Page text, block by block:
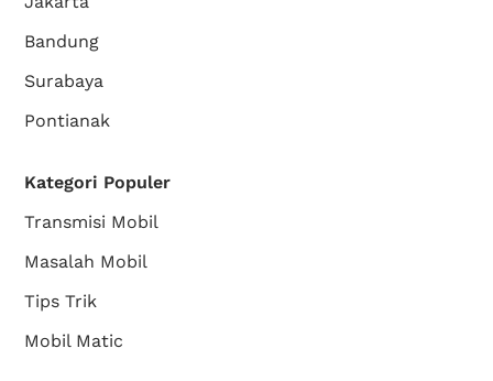
Bandung
Surabaya
Pontianak
Kategori Populer
Transmisi Mobil
Masalah Mobil
Tips Trik
Mobil Matic